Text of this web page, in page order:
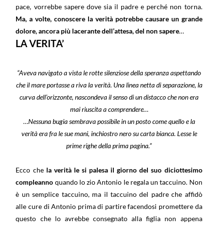
pace, vorrebbe sapere dove sia il padre e perché non torna.
Ma, a volte, conoscere la verità potrebbe causare un grande
dolore, ancora più lacerante dell’attesa, del non sapere…
LA VERITA’
“Aveva navigato a vista le rotte silenziose della speranza aspettando
che il mare portasse a riva la verità. Una linea netta di separazione, la
curva dell’orizzonte, nascondeva il senso di un distacco che non era
mai riuscita a comprendere…
…Nessuna bugia sembrava possibile in un posto come quello e la
verità era fra le sue mani, inchiostro nero su carta bianca. Lesse le
prime righe della prima pagina.”
Ecco che la verità le si palesa il giorno del suo diciottesimo
compleanno quando lo zio Antonio le regala un taccuino. Non
è un semplice taccuino, ma il taccuino del padre che affidò
alle cure di Antonio prima di partire facendosi promettere da
questo che lo avrebbe consegnato alla figlia non appena